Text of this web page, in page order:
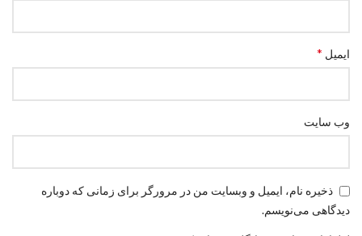
ایمیل *
وب‌ سایت
ذخیره نام، ایمیل و وبسایت من در مرورگر برای زمانی که دوباره
دیدگاهی می‌نویسم.